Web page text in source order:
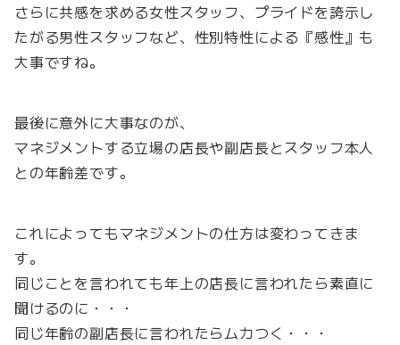
さらに共感を求める女性スタッフ、プライドを誇示し
たがる男性スタッフなど、性別特性による『感性』も
大事ですね。
最後に意外に大事なのが、
マネジメントする立場の店長や副店長とスタッフ本人
との年齢差です。
これによってもマネジメントの仕方は変わってきま
す。
同じことを言われても年上の店長に言われたら素直に
聞けるのに・・・
同じ年齢の副店長に言われたらムカつく・・・